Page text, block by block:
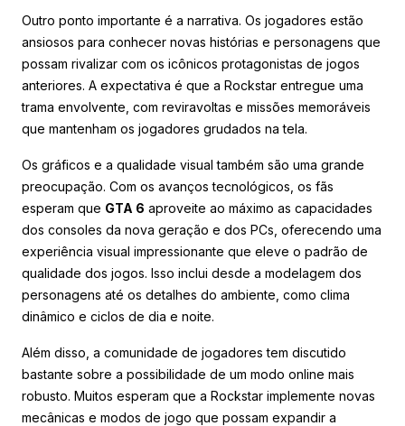
Outro ponto importante é a narrativa. Os jogadores estão
ansiosos para conhecer novas histórias e personagens que
possam rivalizar com os icônicos protagonistas de jogos
anteriores. A expectativa é que a Rockstar entregue uma
trama envolvente, com reviravoltas e missões memoráveis
que mantenham os jogadores grudados na tela.
Os gráficos e a qualidade visual também são uma grande
preocupação. Com os avanços tecnológicos, os fãs
esperam que GTA 6 aproveite ao máximo as capacidades
dos consoles da nova geração e dos PCs, oferecendo uma
experiência visual impressionante que eleve o padrão de
qualidade dos jogos. Isso inclui desde a modelagem dos
personagens até os detalhes do ambiente, como clima
dinâmico e ciclos de dia e noite.
Além disso, a comunidade de jogadores tem discutido
bastante sobre a possibilidade de um modo online mais
robusto. Muitos esperam que a Rockstar implemente novas
mecânicas e modos de jogo que possam expandir a